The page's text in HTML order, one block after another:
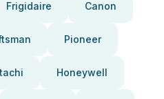
Frigidaire Canon
Pioneer
Honeywell